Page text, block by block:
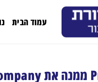
עמוד הבית